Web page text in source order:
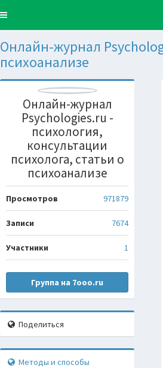
Toggle
Онлайн-журнал
психоанализе
Онлайн-журнал
Psychologies.ru -
психология,
консультации
психолога, статьи о
психоанализе
Просмотров 971879
Записи 7674
Участники 1
Группа на 7ooo.ru
Поделиться
Методы и способы